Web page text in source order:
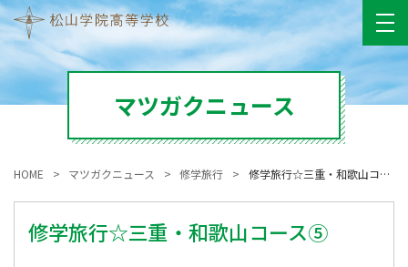
マツガクニュース
HOME マツガクニュース 修学旅行 修学旅行☆三重・和歌山コース⑤
修学旅行☆三重・和歌山コース⑤